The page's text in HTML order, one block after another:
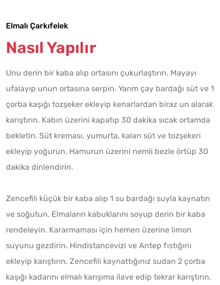
Elmalı Çarkıfelek
Nasıl Yapılır
Unu derin bir kaba alıp ortasını çukurlaştırın. Mayayı
ufalayıp unun ortasına serpin. Yarım çay bardağı süt ve 1
çorba kaşığı tozşeker ekleyip kenarlardan biraz un alarak
karıştırın. Kabın üzerini kapatıp 30 dakika sıcak ortamda
bekletin. Süt kreması, yumurta, kalan süt ve tozşekeri
ekleyip yoğurun. Hamurun üzerini nemli bezle örtüp 30
dakika dinlendirin.
Zencefili küçük bir kaba alıp 1 su bardağı suyla kaynatın
ve soğutun. Elmaların kabuklarını soyup derin bir kaba
rendeleyin. Kararmaması için hemen üzerine limon
suyunu gezdirin. Hindistancevizi ve Antep fıstığını
ekleyip karıştırın. Zencefili kaynattığınız sudan 2 çorba
kaşığı kadarını elmalı karışıma ilave edip tekrar karıştırın.